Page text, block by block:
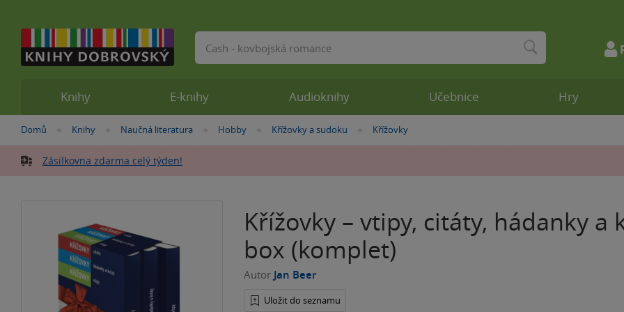
Nacházíte
zde:
Domů »
Knihy »
Naučná literatura »Hobby »
Křížovky a sudoku »
Křížovky
Zásilkovna zdarma celý týden!
Křížovky – vtipy, citáty, hádanky a
box (komplet)
Autor Jan Beer
Uložit do seznamu
Knihy E-knihy Audioknihy Učebnice Hry
Vyhledávání